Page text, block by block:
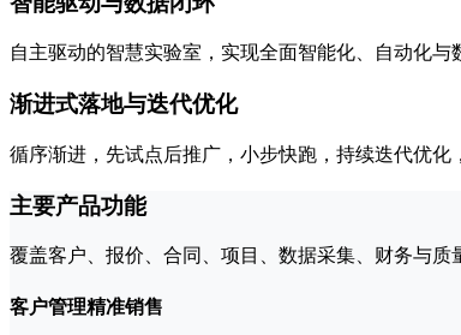
自主驱动的智慧实验室，实现全面智能化、自动化
渐进式落地与迭代优化
循序渐进，先试点后推广，小步快跑，持续迭代优
主要产品功能
覆盖客户、报价、合同、项目、数据采集、财务与
客户管理精准销售